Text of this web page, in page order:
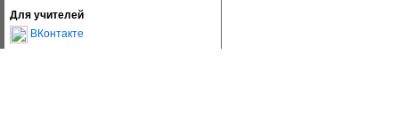
Для учителей
ВКонтакте